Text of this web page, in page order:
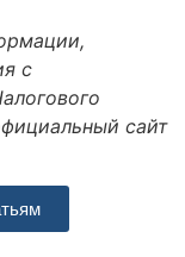
с
сайт